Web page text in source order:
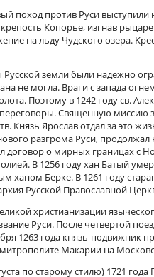
поход против Руси
Копорье, изгнав
на льду Чудского озера.
земли были надежно
не могла. Враги с запада
Поэтому в 1242 году св.
Священную миссию
Князь Ярослав отдал за это
разгрома Руси, продолжал
договор о мирных границах с
В 1256 году хан Батый
ханом Берке. В 1261 году
Русской Православной
христианизации
Руси. После четвертой
1263 года князь-подвижник
Макарии на
по старому стилю) 1721